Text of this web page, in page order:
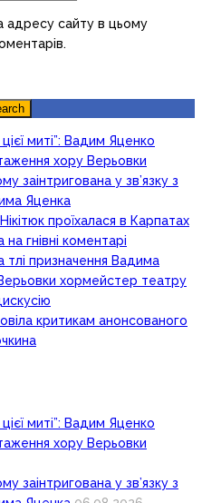
адресу сайту в цьому
миті”: Вадим Яценко
хору Верьовки
заінтригована у зв’язку з
Яценка
проїхалася в Карпатах
на гнівні коментарі
тлі призначення Вадима
хормейстер театру
критикам анонсованого
миті”: Вадим Яценко
хору Верьовки
заінтригована у зв’язку з